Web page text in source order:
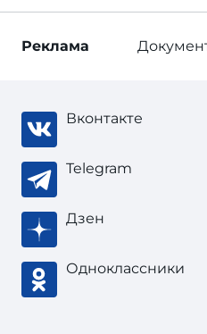
Реклама
Вконтакте
Telegram
Дзен
Одноклассники